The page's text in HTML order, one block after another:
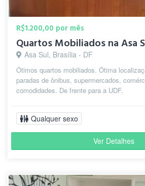
R$1.200,00 por mês
Quartos Mobiliados na Asa
Asa Sul, Brasília - DF
Ótimos quartos mobiliados. Ótima
paradas de ônibus, supermercados,
comodidades. De frente para a UDF.
Qualquer sexo
Ver Detalhes